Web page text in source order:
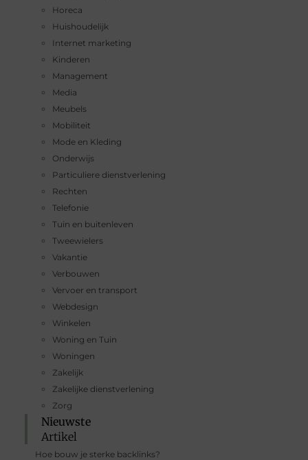
Horeca
Huishoudelijk
Internet marketing
Kinderen
Management
Media
Meubels
Mobiliteit
Mode en Kleding
Onderwijs
Particuliere dienstverlening
Rechten
Telefonie
Tuin en buitenleven
Tweewielers
Vakantie
Verbouwen
Vervoer en transport
Webdesign
Winkelen
Woning en Tuin
Woningen
Zakelijk
Zakelijke dienstverlening
Zorg
Nieuwste
Artikel
Hoe bouw je sterke backlinks?